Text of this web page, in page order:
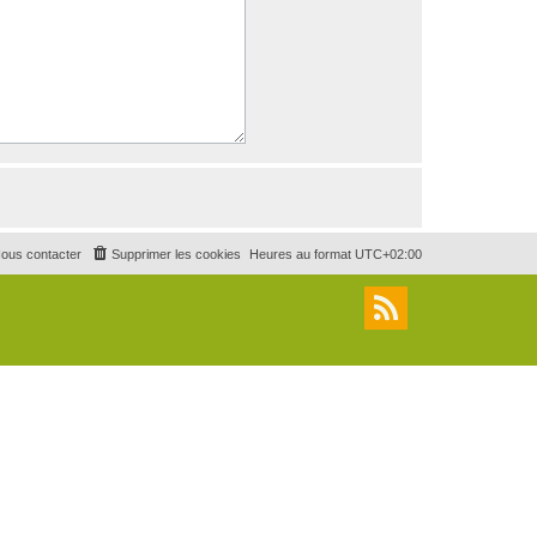
Heures au format UTC+02:00
Supprimer les cookies
contacter